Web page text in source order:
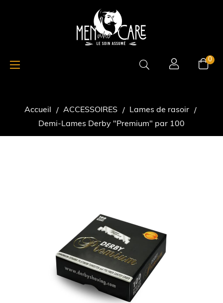
0
Basculer
la
☰
Accueil ACCESSOIRES
Lames de rasoir
Demi-Lames Derby "Premium" par 100